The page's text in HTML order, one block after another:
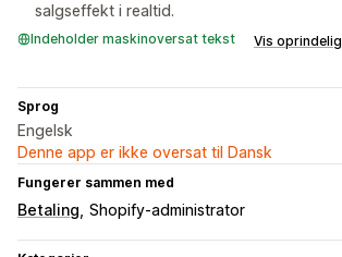
salgseffekt i realtid.
Indeholder maskinoversat tekst Vis oprindelig
Sprog
Engelsk
Denne app er ikke oversat til Dansk
Fungerer sammen med
Betaling Shopify-administrator